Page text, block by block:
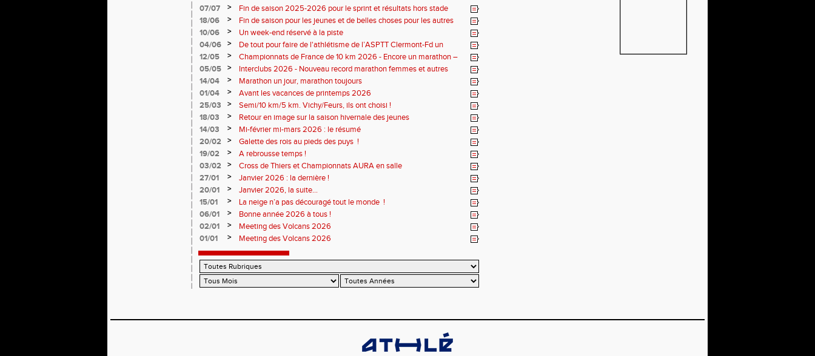
07/07 >
Fin de saison 2025-2026 pour le sprint et résultats hors stade
18/06
>
Fin de saison pour les jeunes et de belles choses pour les autres
10/06
>
Un week-end réservé à la piste
04/06
>
De tout pour faire de l'athlétisme de l’ASPTT Clermont-Fd un
monde souriant
12/05 >
Championnats de France de 10 km 2026 - Encore un marathon –
Soirées piste
05/05 >
Interclubs 2026 - Nouveau record marathon femmes et autres
résultats
14/04 >
Marathon un jour, marathon toujours
01/04
>
Avant les vacances de printemps 2026
25/03
>
Semi/10 km/5 km. Vichy/Feurs, ils ont choisi !
18/03
>
Retour en image sur la saison hivernale des jeunes
14/03
>
Mi-février mi-mars 2026 : le résumé
20/02
>
Galette des rois au pieds des puys !
19/02
>
A rebrousse temps !
03/02
>
Cross de Thiers et Championnats AURA en salle
27/01
>
Janvier 2026 : la dernière !
20/01
>
Janvier 2026, la suite...
15/01
>
La neige n’a pas découragé tout le monde !
06/01
>
Bonne année 2026 à tous !
02/01
>
Meeting des Volcans 2026
01/01
> Meeting des Volcans 2026